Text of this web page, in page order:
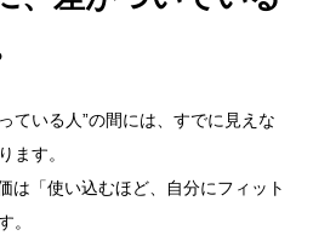
ている人”の間には、すでに見えな
ます。
は「使い込むほど、自分にフィット
。